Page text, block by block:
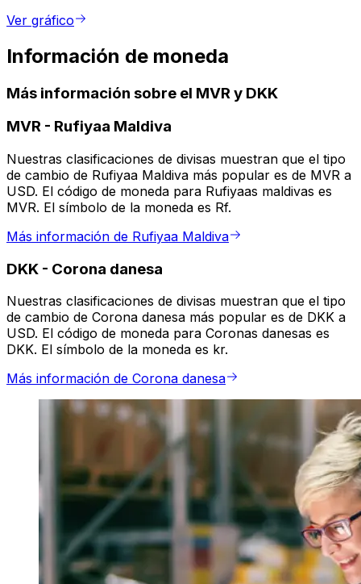
Ver gráfico
Información de moneda
Más información sobre el MVR y DKK
MVR - Rufiyaa Maldiva
Nuestras clasificaciones de divisas muestran que el tipo
de cambio de Rufiyaa Maldiva más popular es de MVR a
USD. El código de moneda para Rufiyaas maldivas es
MVR. El símbolo de la moneda es Rf.
Más información de Rufiyaa Maldiva
DKK - Corona danesa
Nuestras clasificaciones de divisas muestran que el tipo
de cambio de Corona danesa más popular es de DKK a
USD. El código de moneda para Coronas danesas es
DKK. El símbolo de la moneda es kr.
Más información de Corona danesa